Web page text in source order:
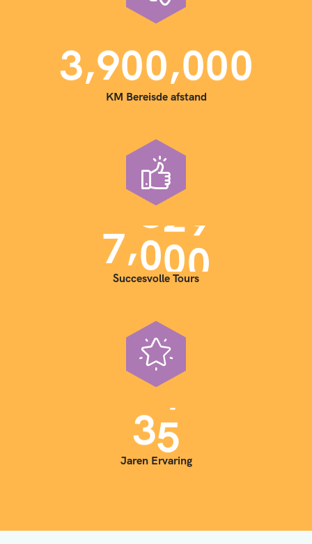
3,900,000
KM Bereisde afstand
7,000
Succesvolle Tours
35
Jaren Ervaring